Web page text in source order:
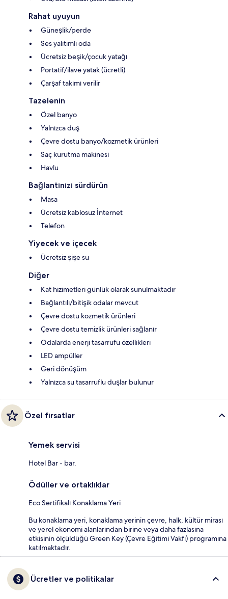
Rahat uyuyun
Güneşlik/perde
Ses yalıtımlı oda
Ücretsiz beşik/çocuk yatağı
Portatif/ilave yatak (ücretli)
Çarşaf takımı verilir
Tazelenin
Özel banyo
Yalnızca duş
Çevre dostu banyo/kozmetik ürünleri
Saç kurutma makinesi
Havlu
Bağlantınızı sürdürün
Masa
Ücretsiz kablosuz İnternet
Telefon
Yiyecek ve içecek
Ücretsiz şişe su
Diğer
Kat hizimetleri günlük olarak sunulmaktadır
Bağlantılı/bitişik odalar mevcut
Çevre dostu kozmetik ürünleri
Çevre dostu temizlik ürünleri sağlanır
Odalarda enerji tasarrufu özellikleri
LED ampüller
Geri dönüşüm
Yalnızca su tasarruflu duşlar bulunur
Özel fırsatlar
Yemek servisi
Hotel Bar - bar.
Ödüller ve ortaklıklar
Eco Sertifikalı Konaklama Yeri
Bu konaklama yeri, konaklama yerinin çevre, halk, kültür mirası
ve yerel ekonomi alanlarından birine veya daha fazlasına
etkisinin ölçüldüğü Green Key (Çevre Eğitimi Vakfı) programına
katılmaktadır.
Ücretler ve politikalar